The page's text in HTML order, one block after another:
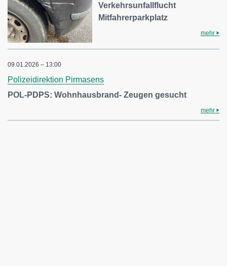
Verkehrsunfallflucht
Mitfahrerparkplatz
mehr
09.01.2026 – 13:00
Polizeidirektion Pirmasens
POL-PDPS: Wohnhausbrand- Zeugen gesucht
mehr